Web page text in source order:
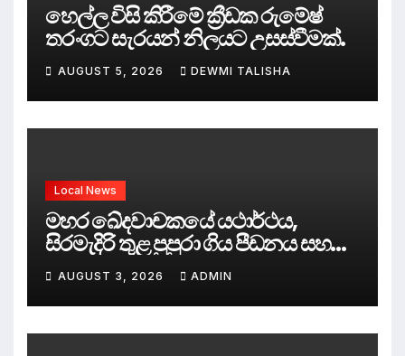
හෙල්ල විසි කිරීමේ ක්‍රීඩක රුමේෂ්
තරංගට සැරයන් නිලයට උසස්වීමක්.
AUGUST 5, 2026 DEWMI TALISHA
Local News
මහර ඛේදවාචකයේ යථාර්ථය,
සිරමැදිරි තුළ පුපුරා ගිය පීඩනය සහ
පලිගැනීමේ දේශපාලනය
AUGUST 3, 2026 ADMIN